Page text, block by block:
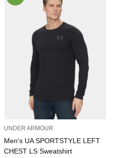
UNDER ARMOUR
Men's UA SPORTSTYLE LEFT
CHEST LS Sweatshirt